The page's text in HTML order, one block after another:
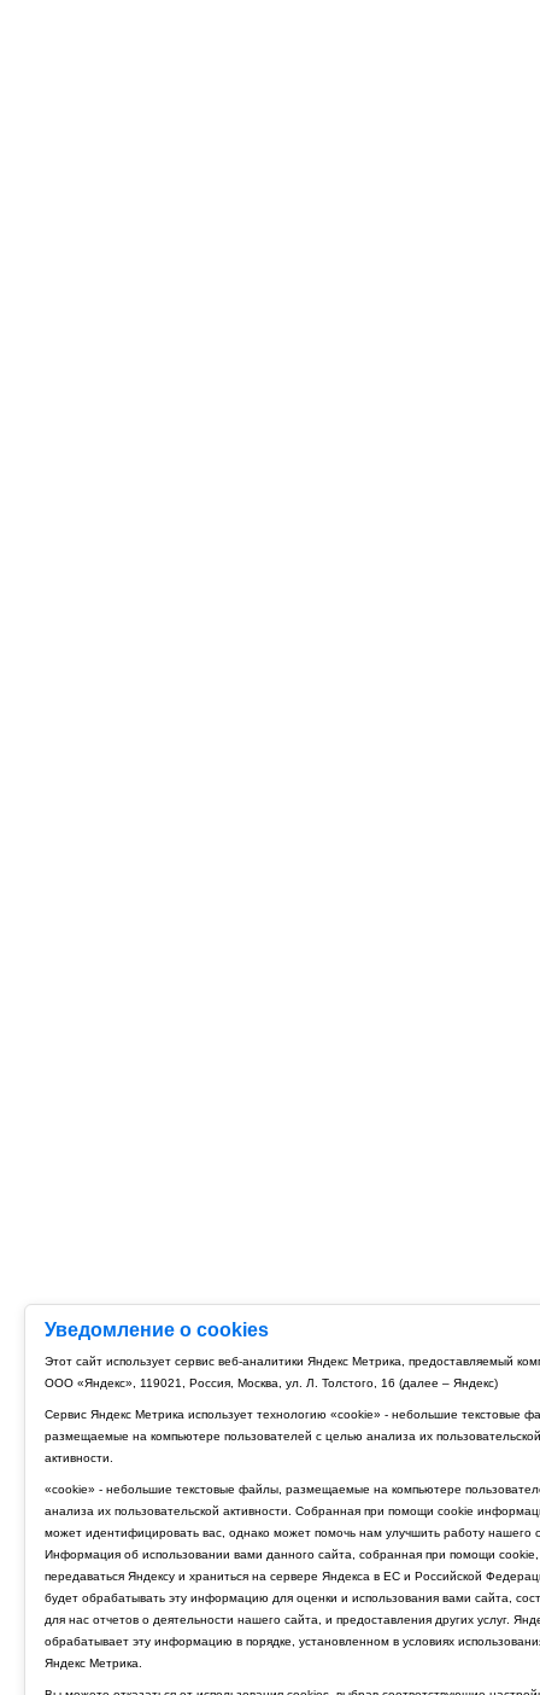
Уведомление о cookies
Этот сайт использует сервис веб-аналитики Яндекс Метрика, предоставляемый
ООО «Яндекс», 119021, Россия, Москва, ул. Л. Толстого, 16 (далее – Яндекс)
Сервис Яндекс Метрика использует технологию «cookie» - небольшие текстовые
размещаемые на компьютере пользователей с целью анализа их пользовательской
активности.
«cookie» - небольшие текстовые файлы, размещаемые на компьютере
анализа их пользовательской активности. Собранная при помощи cookie
может идентифицировать вас, однако может помочь нам улучшить работу нашего
Информация об использовании вами данного сайта, собранная при помощи cookie,
передаваться Яндексу и храниться на сервере Яндекса в ЕС и Российской
будет обрабатывать эту информацию для оценки и использования вами сайта,
для нас отчетов о деятельности нашего сайта, и предоставления других услуг.
обрабатывает эту информацию в порядке, установленном в условиях
Яндекс Метрика.